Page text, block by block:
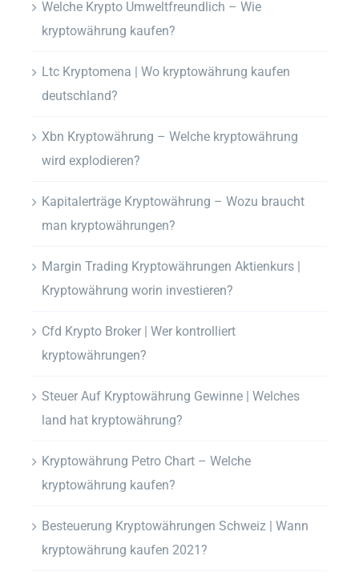
Welche Krypto Umweltfreundlich – Wie
kryptowährung kaufen?
Ltc Kryptomena | Wo kryptowährung kaufen
deutschland?
Xbn Kryptowährung – Welche kryptowährung
wird explodieren?
Kapitalerträge Kryptowährung – Wozu braucht
man kryptowährungen?
Margin Trading Kryptowährungen Aktienkurs |
Kryptowährung worin investieren?
Cfd Krypto Broker | Wer kontrolliert
kryptowährungen?
Steuer Auf Kryptowährung Gewinne | Welches
land hat kryptowährung?
Kryptowährung Petro Chart – Welche
kryptowährung kaufen?
Besteuerung Kryptowährungen Schweiz | Wann
kryptowährung kaufen 2021?